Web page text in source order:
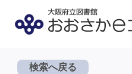
検索へ戻る